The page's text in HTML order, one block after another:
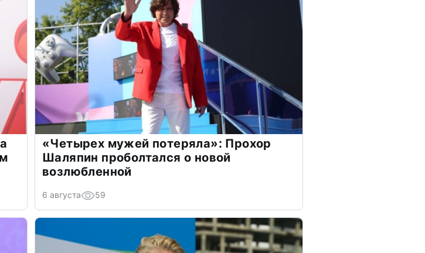
«Четырех мужей потеряла»: Прохор
Шаляпин проболтался о новой
возлюбленной
6 августа 59